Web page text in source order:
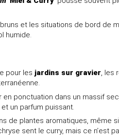
et les situations de bord de
humide.
pour les jardins sur gravier, les
ponctuation dans un massif
un parfum puissant.
de plantes aromatiques,
sent le curry, mais ce n’est